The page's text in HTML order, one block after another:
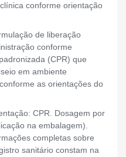
conforme orientação
de liberação
conforme
(CPR) que
em ambiente
as orientações do
CPR. Dosagem por
na embalagem).
completas sobre
sanitário constam na